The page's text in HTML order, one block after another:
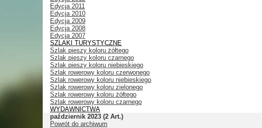
Edycja 2011
Edycja 2010
Edycja 2009
Edycja 2008
Edycja 2007
SZLAKI TURYSTYCZNE
Szlak pieszy koloru żółtego
Szlak pieszy koloru czarnego
Szlak pieszy koloru niebieskiego
Szlak rowerowy koloru czerwonego
Szlak rowerowy koloru niebieskiego
Szlak rowerowy koloru zielonego
Szlak rowerowy koloru żółtego
Szlak rowerowy koloru czarnego
WYDAWNICTWA
październik 2023 (2 Art.)
Powrót do archiwum